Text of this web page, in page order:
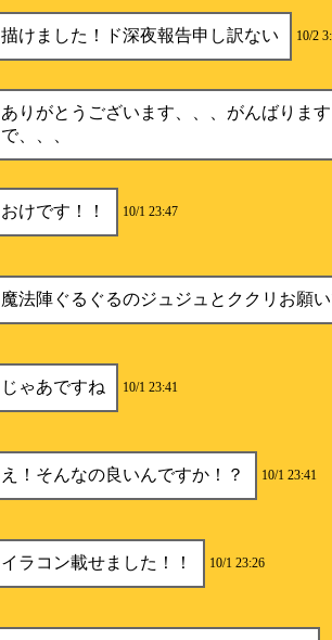
描けました！ド深夜報告申し訳ない 10/2
ありがとうございます、、、がんばりま
で、、、
おけです！！ 10/1 23:47
魔法陣ぐるぐるのジュジュとククリお願
じゃあですね 10/1 23:41
え！そんなの良いんですか！？ 10/1 23:41
イラコン載せました！！ 10/1 23:26